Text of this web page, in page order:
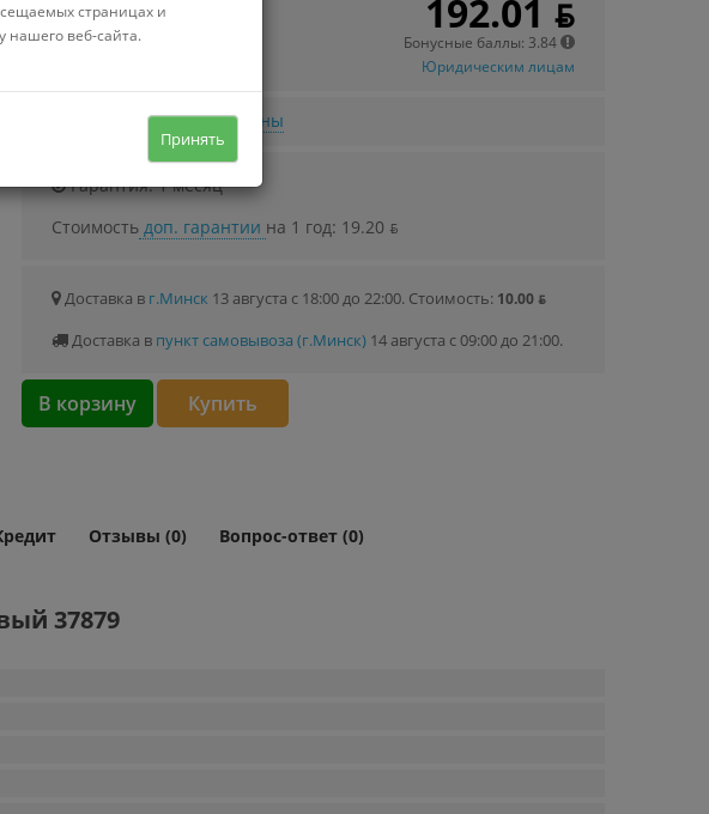
Можно купить в кредит
Стоимость от 2.98 ƃ/мec.
192.01 ƃ
Бонусные баллы: 3.84
Юридическим лицам
Узнать о снижении цены
Гарантия: 1 месяц
Стоимостьдоп. гарантии на 1 год: 19.20 ƃ
Доставка в г.Минск 13 августа с 18:00 до 22:00. Стоимость: 10.00 ƃ
Доставка в пункт самовывоза (г.Минск)14 августа с 09:00 до 21:00.
В корзину Купить
Отзывы (0) Вопрос-ответ (0)
37879
страницах и
нашего веб-сайта.
Принять